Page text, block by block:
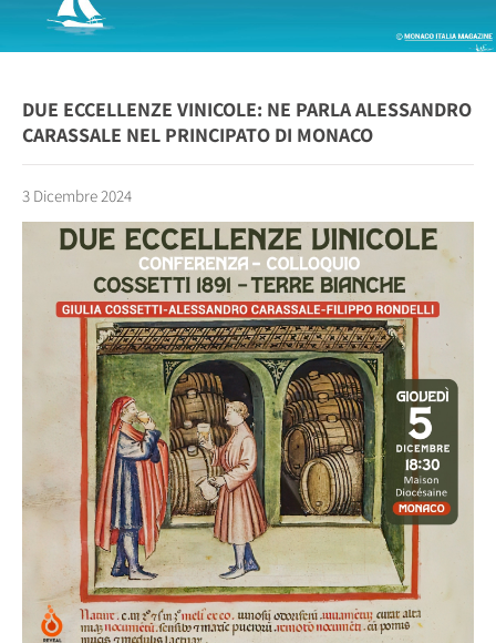
DUE ECCELLENZE VINICOLE: NE PARLA ALESSANDRO
CARASSALE NEL PRINCIPATO DI MONACO
3 Dicembre 2024